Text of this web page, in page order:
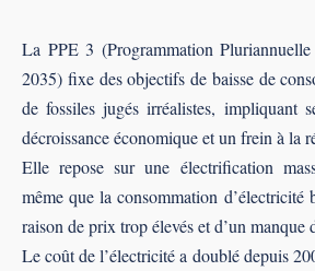
La PPE 3 (Programmation
2035) fixe des objectifs de baisse de
de fossiles jugés irréalistes, impliquant
décroissance économique et un frein à la
Elle repose sur une électrification
même que la consommation d’électricité
raison de prix trop élevés et d’un manque
Le coût de l’électricité a doublé depuis